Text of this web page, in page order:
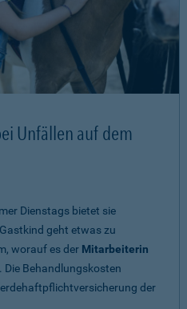
Unfällen auf dem
Dienstags bietet sie
geht etwas zu
worauf es der Mitarbeiterin
Die Behandlungskosten
der